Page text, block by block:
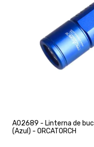
A02689 - Linterna de
(Azul) - ORCATORCH